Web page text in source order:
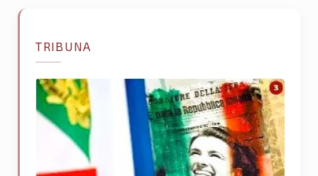
TRIBUNA